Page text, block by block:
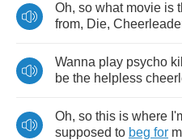
Oh, so what movie is
from, Die,
Wanna play psycho
be the helpless
Oh, so this is where
supposed to beg for